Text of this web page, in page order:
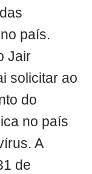
país.
Jair
solicitar ao
do
no país
A
de